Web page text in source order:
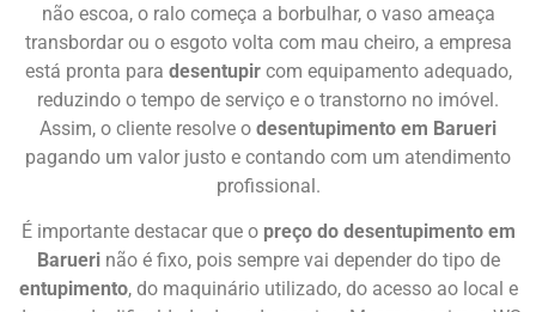
não escoa, o ralo começa a borbulhar, o vaso ameaça
transbordar ou o esgoto volta com mau cheiro, a empresa
está pronta para desentupircom equipamento adequado,
reduzindo o tempo de serviço e o transtorno no imóvel.
Assim, o cliente resolve o desentupimento em Barueri
pagando um valor justo e contando com um atendimento
profissional.
É importante destacar que o preço do desentupimento em
Baruerinão é fixo, pois sempre vai depender do tipo de
entupimento, do maquinário utilizado, do acesso ao local e